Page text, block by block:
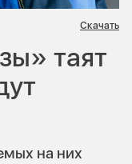
Скачать
таят
на них